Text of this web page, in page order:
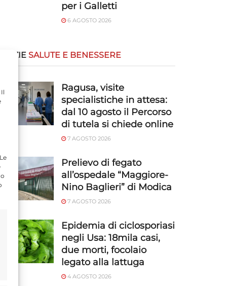
per i Galletti
6 AGOSTO 2026
SALUTE E BENESSERE
Ragusa, visite
specialistiche in attesa:
dal 10 agosto il Percorso
di tutela si chiede online
7 AGOSTO 2026
Prelievo di fegato
all’ospedale “Maggiore-
Nino Baglieri” di Modica
7 AGOSTO 2026
Epidemia di ciclosporiasi
negli Usa: 18mila casi,
due morti, focolaio
legato alla lattuga
4 AGOSTO 2026